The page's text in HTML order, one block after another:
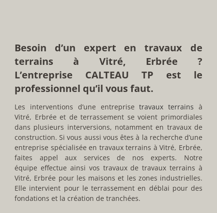
Besoin d’un expert en travaux de
terrains à Vitré, Erbrée ?
L’entreprise CALTEAU TP est le
professionnel qu’il vous faut.
Les interventions d’une entreprisetravaux terrains à
Vitré, Erbrée et de terrassement se voient primordiales
dans plusieurs interversions, notamment en travaux de
construction. Si vous aussi vous êtes à la recherche d’une
entreprise spécialisée en travaux terrains à Vitré, Erbrée,
faites appel aux services de nos experts. Notre
équipe effectue ainsi vos travaux de travaux terrains à
Vitré, Erbrée pour les maisons et les zones industrielles.
Elle intervient pour le terrassement en déblai pour des
fondations et la création de tranchées.